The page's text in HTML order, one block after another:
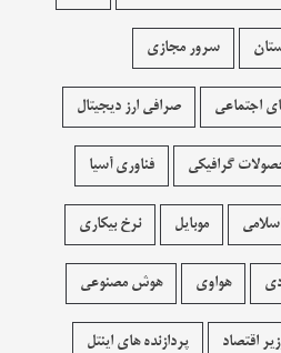
سرور مجازی
اجتماعی صرافی ارز دیجیتال
گرافيکی فناوری آسیا
موبایل نرخ بیکاری
هواوی هوش مصنوعی
اقتصاد پردازنده های اینتل